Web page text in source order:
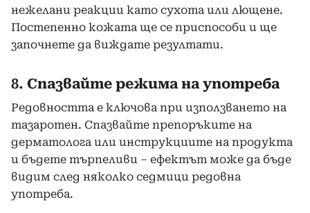
нежелани реакции като сухота или лющене.
Постепенно кожата ще се приспособи и ще
започнете да виждате резултати.
8. Спазвайте режима на употреба
Редовността е ключова при използването на
тазаротен. Спазвайте препоръките на
дерматолога или инструкциите на продукта
и бъдете търпеливи – ефектът може да бъде
видим след няколко седмици редовна
употреба.